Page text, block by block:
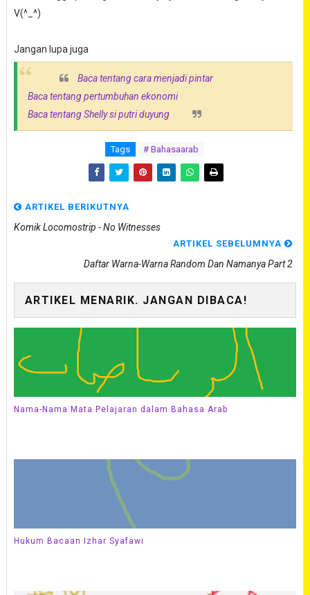
V(^_^)
Jangan lupa juga
Baca tentang cara menjadi pintar
Baca tentang pertumbuhan ekonomi
Baca tentang Shelly si putri duyung
Tags # Bahasaarab
ARTIKEL BERIKUTNYA
Komik Locomostrip - No Witnesses
ARTIKEL SEBELUMNYA
Daftar Warna-Warna Random Dan Namanya Part 2
ARTIKEL MENARIK. JANGAN DIBACA!
Nama-Nama Mata Pelajaran dalam Bahasa Arab
Hukum Bacaan Izhar Syafawi